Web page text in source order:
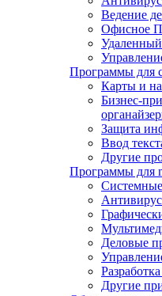
Ведение
Офисное
Программы для
Карты и
Бизнес-
Защита
Ввод
Другие
Программы для
Деловые
Другие